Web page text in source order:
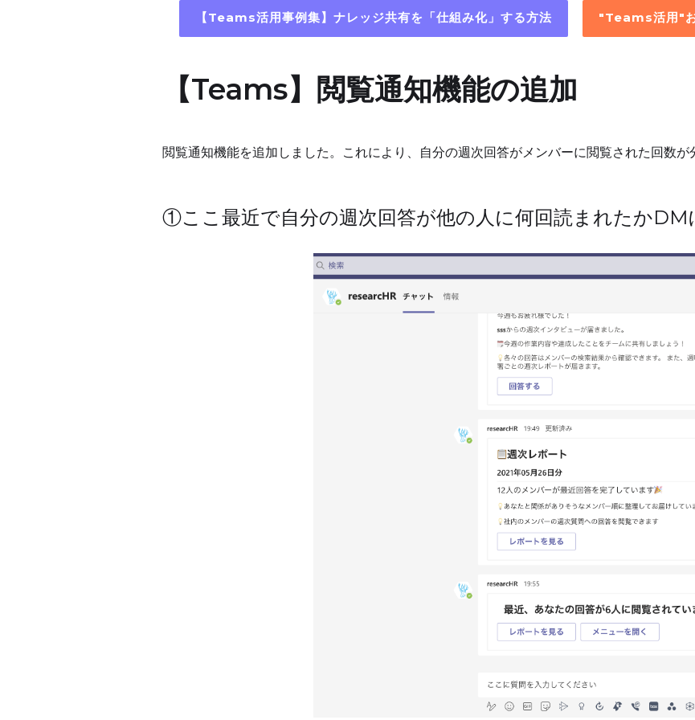
【Teams活用事例集】ナレッジ共有を「仕組み化」する方法 "Teams活用"
【Teams】閲覧通知機能の追加
閲覧通知機能を追加しました。これにより、自分の週次回答がメンバーに閲覧された回数が
①ここ最近で自分の週次回答が他の人に何回読まれたかDM